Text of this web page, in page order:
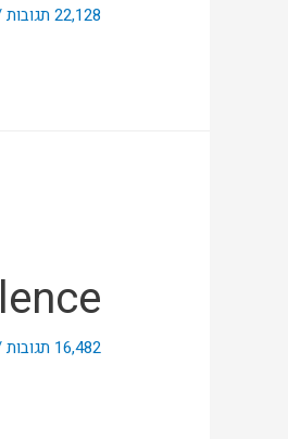
22,128 תגובות
16,482 תגובות